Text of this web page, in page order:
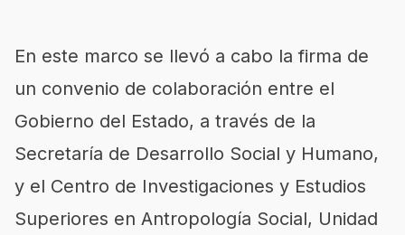
En este marco se llevó a cabo la firma de
un convenio de colaboración entre el
Gobierno del Estado, a través de la
Secretaría de Desarrollo Social y Humano,
y el Centro de Investigaciones y Estudios
Superiores en Antropología Social, Unidad